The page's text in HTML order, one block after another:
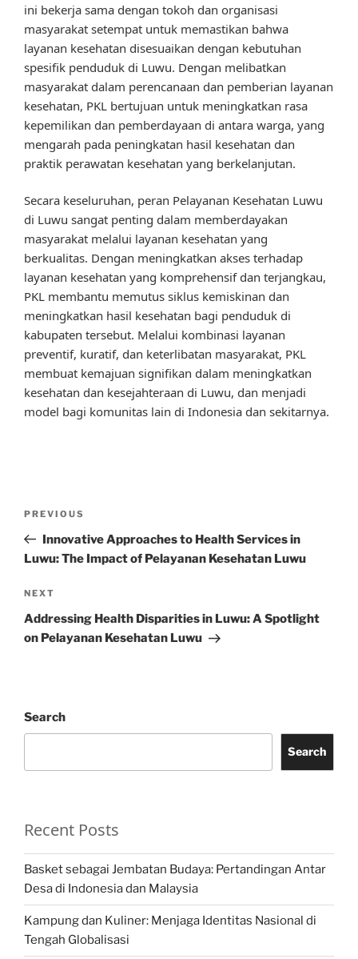
ini bekerja sama dengan tokoh dan organisasi
masyarakat setempat untuk memastikan bahwa
layanan kesehatan disesuaikan dengan kebutuhan
spesifik penduduk di Luwu. Dengan melibatkan
masyarakat dalam perencanaan dan pemberian layanan
kesehatan, PKL bertujuan untuk meningkatkan rasa
kepemilikan dan pemberdayaan di antara warga, yang
mengarah pada peningkatan hasil kesehatan dan
praktik perawatan kesehatan yang berkelanjutan.
Secara keseluruhan, peran Pelayanan Kesehatan Luwu
di Luwu sangat penting dalam memberdayakan
masyarakat melalui layanan kesehatan yang
berkualitas. Dengan meningkatkan akses terhadap
layanan kesehatan yang komprehensif dan terjangkau,
PKL membantu memutus siklus kemiskinan dan
meningkatkan hasil kesehatan bagi penduduk di
kabupaten tersebut. Melalui kombinasi layanan
preventif, kuratif, dan keterlibatan masyarakat, PKL
membuat kemajuan signifikan dalam meningkatkan
kesehatan dan kesejahteraan di Luwu, dan menjadi
model bagi komunitas lain di Indonesia dan sekitarnya.
Previous
Post
PREVIOUS
Innovative Approaches to Health Services in
Luwu: The Impact of Pelayanan Kesehatan Luwu
Next
Post
NEXT
Addressing Health Disparities in Luwu: A Spotlight
on Pelayanan Kesehatan Luwu
Search
Search
Recent Posts
Basket sebagai Jembatan Budaya: Pertandingan Antar
Desa di Indonesia dan Malaysia
Kampung dan Kuliner: Menjaga Identitas Nasional di
Tengah Globalisasi